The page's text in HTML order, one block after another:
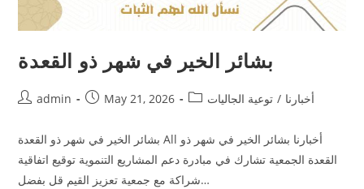
بشائر الخير في شهر ذو القعدة
admin May 21, 2026 أخبارنا / توعية الجاليات
بشائر الخير في شهر ذو القعدة All أخبارنا بشائر الخير في شهر ذو
القعدة الجمعية تشارك في مبادرة دعم المشاريع التنموية توقيع اتفاقية
شراكة مع جمعية تعزيز القيم قل بفضل…